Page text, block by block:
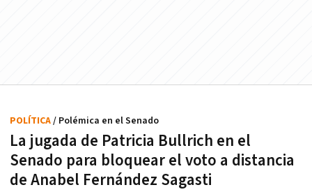
La jugada de Patricia Bullrich en el
Senado para bloquear el voto a distancia
de Anabel Fernández Sagasti
POLÍTICA/ Polémica en el Senado